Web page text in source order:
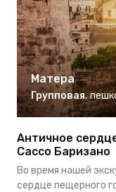
Матера
Групповая,
Античное
Сассо Баризано
Во время нашей
сердце пещерного